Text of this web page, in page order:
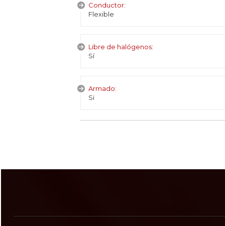
Conductor:
Flexible
Libre de halógenos:
Sí
Armado:
Si